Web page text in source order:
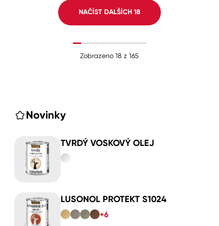
NAČÍST DALŠÍCH 18
Zobrazeno 18 z 165
Novinky
TVRDÝ VOSKOVÝ OLEJ
LUSONOL PROTEKT S1024
+6